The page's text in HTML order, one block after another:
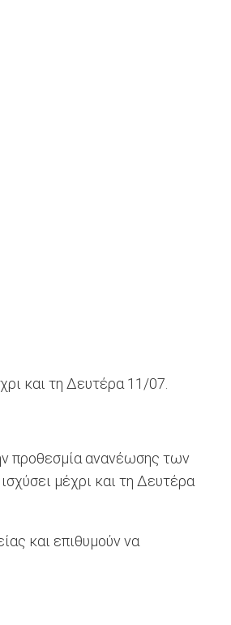
και τη Δευτέρα 11/07.
προθεσμία ανανέωσης των
μέχρι και τη Δευτέρα
και επιθυμούν να